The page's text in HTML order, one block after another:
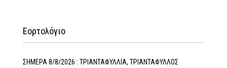
Εορτολόγιο
ΣΗΜΕΡΑ 8/8/2026 : ΤΡΙΑΝΤΑΦΥΛΛΙΑ, ΤΡΙΑΝΤΑΦΥΛΛΟΣ